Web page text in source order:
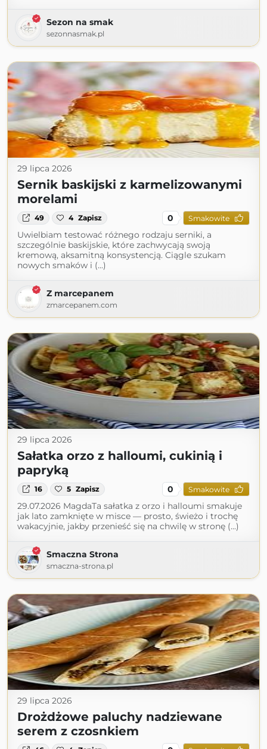
Sezon na smak
sezonnasmak.pl
29 lipca 2026
Sernik baskijski z karmelizowanymi
morelami
49 4 Zapisz 0 Smakowite
Uwielbiam testować różnego rodzaju serniki, a
szczególnie baskijskie, które zachwycają swoją
kremową, aksamitną konsystencją. Ciągle szukam
nowych smaków i (...)
Z marcepanem
zmarcepanem.com
29 lipca 2026
Sałatka orzo z halloumi, cukinią i
papryką
16 5 Zapisz 0 Smakowite
29.07.2026 MagdaTa sałatka z orzo i halloumi smakuje
jak lato zamknięte w misce — prosto, świeżo i trochę
wakacyjnie, jakby przenieść się na chwilę w stronę (...)
Smaczna Strona
smaczna-strona.pl
29 lipca 2026
Drożdżowe paluchy nadziewane
serem z czosnkiem